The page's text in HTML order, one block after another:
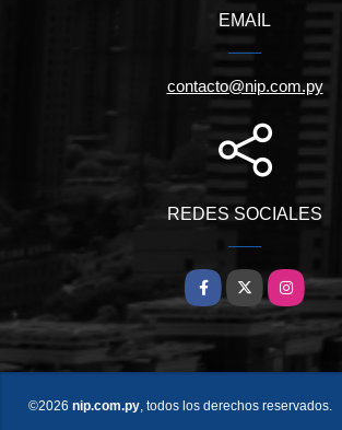
EMAIL
contacto@nip.com.py
REDES SOCIALES
Facebook
X
©2026 nip.com.py, todos los derechos reservados.